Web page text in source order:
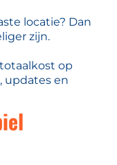
locatie? Dan
zijn.
op
updates en